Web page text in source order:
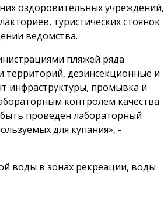
оздоровительных учреждений,
туристических стоянок
ведомства.
пляжей ряда
территорий, дезинсекционные и
инфраструктуры, промывка и
контролем качества
проведен лабораторный
для купания», -
воды в зонах рекреации, воды